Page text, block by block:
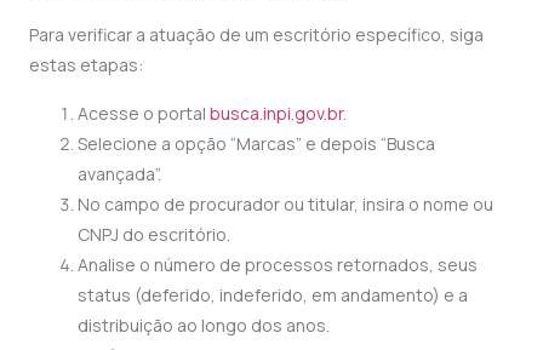
Para verificar a atuação de um escritório específico, siga
estas etapas:
Acesse o portal busca.inpi.gov.br.
Selecione a opção “Marcas” e depois “Busca
avançada”.
No campo de procurador ou titular, insira o nome ou
CNPJ do escritório.
Analise o número de processos retornados, seus
status (deferido, indeferido, em andamento) e a
distribuição ao longo dos anos.